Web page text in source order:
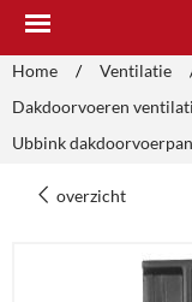
Home / Ventilatie
Dakdoorvoeren
Ubbink
overzicht